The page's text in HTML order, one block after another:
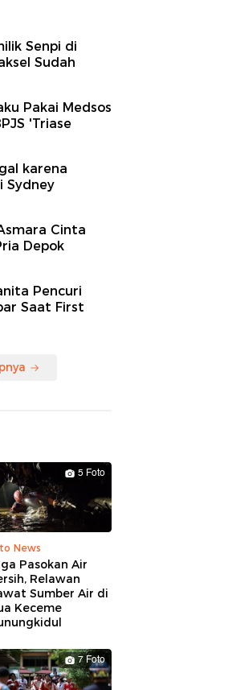
Senpi di
Sudah
Pakai Medsos
'Triase
karena
Sydney
Cinta
Depok
Pencuri
Saat First
5 Foto
News
Pasokan Air
Relawan
Sumber Air di
Keceme
7 Foto